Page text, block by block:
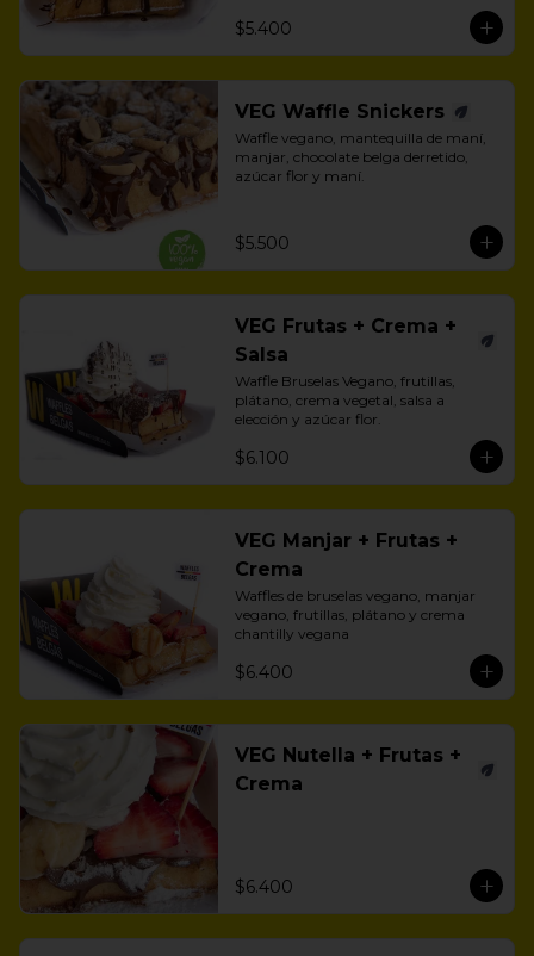
$5.400
VEG Waffle Snickers
Waffle vegano, mantequilla de maní,
manjar, chocolate belga derretido,
azúcar flor y maní.
$5.500
VEG Frutas + Crema +
Salsa
Waffle Bruselas Vegano, frutillas,
plátano, crema vegetal, salsa a
elección y azúcar flor.
$6.100
VEG Manjar + Frutas +
Crema
Waffles de bruselas vegano, manjar
vegano, frutillas, plátano y crema
chantilly vegana
$6.400
VEG Nutella + Frutas +
Crema
$6.400